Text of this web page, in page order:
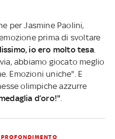
per Jasmine Paolini,
prima di svoltare
io ero molto tesa.
abbiamo giocato meglio
Emozioni uniche". E
olimpiche azzurre
d’oro!"